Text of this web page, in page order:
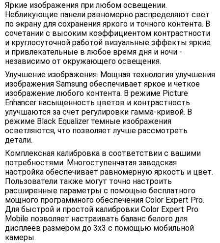
Яркие изображения при любом освещении.
Небликующие панели равномерно распределяют свет
по экрану для сохранения яркого и точного контента. В
сочетании с высоким коэффициентом контрастности
и круглосуточной работой визуальные эффекты яркие
и привлекательные в любое время дня и ночи -
независимо от окружающего освещения.
Улучшение изображения. Мощная технология улучшения
изображения Samsung обеспечивает яркое и четкое
изображение любого контента. В режиме Picture
Enhancer насыщенность цветов и контрастность
улучшаются за счет регулировки гамма-кривой. В
режиме Black Equalizer темные изображения
осветляются, что позволяет лучше рассмотреть
детали.
Комплексная калибровка в соответствии с вашими
потребностями. Многоступенчатая заводская
настройка обеспечивает равномерную яркость и цвет.
Пользователи также могут точно настроить
расширенные параметры с помощью бесплатного
мощного программного обеспечения Color Expert Pro.
Для быстрой и простой калибровки Color Expert Pro
Mobile позволяет настраивать баланс белого для
дисплеев размером до 3x3 с помощью мобильной
камеры.